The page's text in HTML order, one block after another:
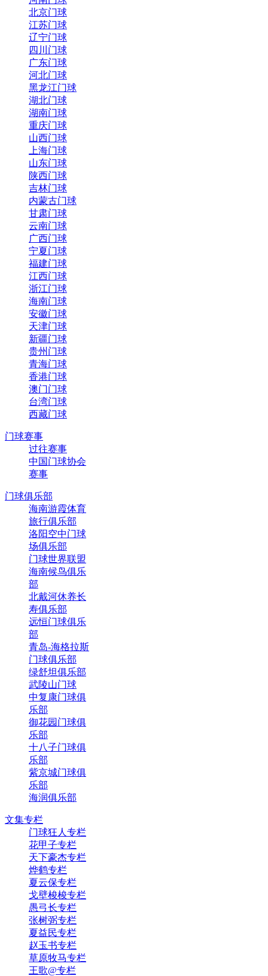
北京门球
江苏门球
辽宁门球
四川门球
广东门球
河北门球
黑龙江门球
湖北门球
湖南门球
重庆门球
山西门球
上海门球
山东门球
陕西门球
吉林门球
内蒙古门球
甘肃门球
云南门球
广西门球
宁夏门球
福建门球
江西门球
浙江门球
海南门球
安徽门球
天津门球
新疆门球
贵州门球
青海门球
香港门球
澳门门球
台湾门球
西藏门球
门球赛事
过往赛事
中国门球协会
赛事
门球俱乐部
海南游霞体育
旅行俱乐部
洛阳空中门球
场俱乐部
门球世界联盟
海南候鸟俱乐
部
北戴河休养长
寿俱乐部
远恒门球俱乐
部
青岛-海格拉斯
门球俱乐部
绿舒坦俱乐部
武陵山门球
中复康门球俱
乐部
御花园门球俱
乐部
十八子门球俱
乐部
紫京城门球俱
乐部
海润俱乐部
文集专栏
门球狂人专栏
花甲子专栏
天下豪杰专栏
烨鹤专栏
夏云保专栏
戈壁梭梭专栏
愚弓长专栏
张树弼专栏
夏益民专栏
赵玉书专栏
草原牧马专栏
王歌@专栏